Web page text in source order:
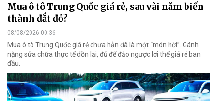
Mua ô tô Trung Quốc giá rẻ, sau vài năm biến
thành đắt đỏ?
08/08/2026 00:36
Mua ô tô Trung Quốc giá rẻ chưa hẳn đã là một “món hời”. Gánh
nặng sửa chữa thực tế dồn lại, đủ để đảo ngược lợi thế giá rẻ ban
đầu.